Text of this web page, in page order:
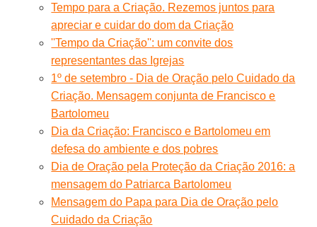
Tempo para a Criação. Rezemos juntos para
apreciar e cuidar do dom da Criação
''Tempo da Criação'': um convite dos
representantes das Igrejas
1º de setembro - Dia de Oração pelo Cuidado da
Criação. Mensagem conjunta de Francisco e
Bartolomeu
Dia da Criação: Francisco e Bartolomeu em
defesa do ambiente e dos pobres
Dia de Oração pela Proteção da Criação 2016: a
mensagem do Patriarca Bartolomeu
Mensagem do Papa para Dia de Oração pelo
Cuidado da Criação